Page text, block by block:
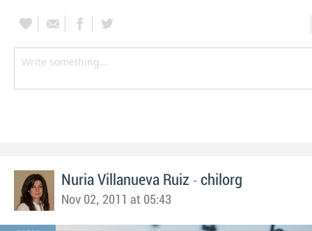
Nuria Villanueva Ruiz - chilorg
Nov 02, 2011 at 05:43